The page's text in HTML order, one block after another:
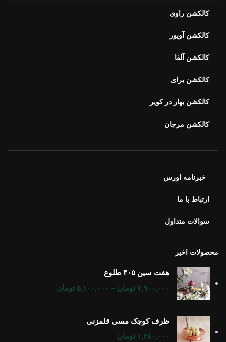
کالکشن راوی
کالکشن آویور
کالکشن آلفا
کالکشن برای
کالکشن بهار در کویر
کالکشن مرجان
خبرنامه اورس
ارتباط با ما
سوالات متداول
محصولات اخیر
هفت سین ۴۰۵ طلوع
۷,۹۰۰,۰۰۰ تومان – ۵,۱۰۰,۰۰۰ تومان
ظرف کوچک مسی قلمزنی
۱,۲۸۰,۰۰۰ تومان